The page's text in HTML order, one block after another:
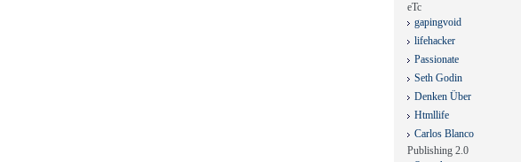
eTc
gapingvoid
lifehacker
Passionate
Seth Godin
Denken Über
Htmllife
Carlos Blanco
Publishing 2.0